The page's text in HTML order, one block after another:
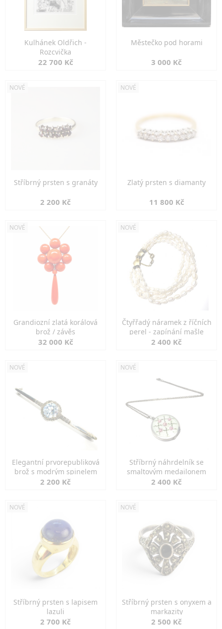
Kulhánek Oldřich -
Rozcvička
22 700 Kč
Městečko pod horami
3 000 Kč
NOVÉ
Stříbrný prsten s granáty
2 200 Kč
NOVÉ
Zlatý prsten s diamanty
11 800 Kč
NOVÉ
Grandiozní zlatá korálová
brož / závěs
32 000 Kč
NOVÉ
Čtyřřadý náramek z říčních
perel - zapínání mašle
2 400 Kč
NOVÉ
Elegantní prvorepubliková
brož s modrým spinelem
2 200 Kč
NOVÉ
Stříbrný náhrdelník se
smaltovým medailonem
2 400 Kč
NOVÉ
Stříbrný prsten s lapisem
lazuli
2 700 Kč
NOVÉ
Stříbrný prsten s onyxem a
markazity
2 500 Kč